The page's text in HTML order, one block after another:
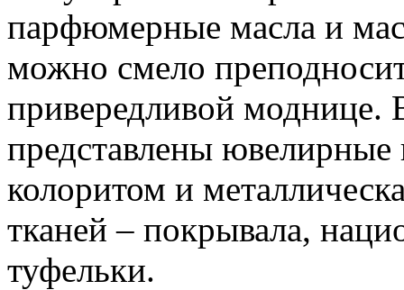
парфюмерные масла и
можно смело
привередливой моднице.
представлены ювелирные
колоритом и
тканей – покрывала,
туфельки.